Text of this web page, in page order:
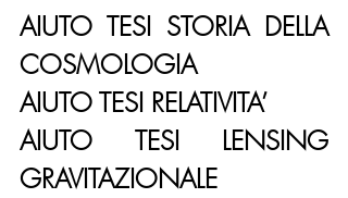
AIUTO TESI STORIA DELLA
COSMOLOGIA
AIUTO TESI RELATIVITA’
AIUTO TESI LENSING
GRAVITAZIONALE